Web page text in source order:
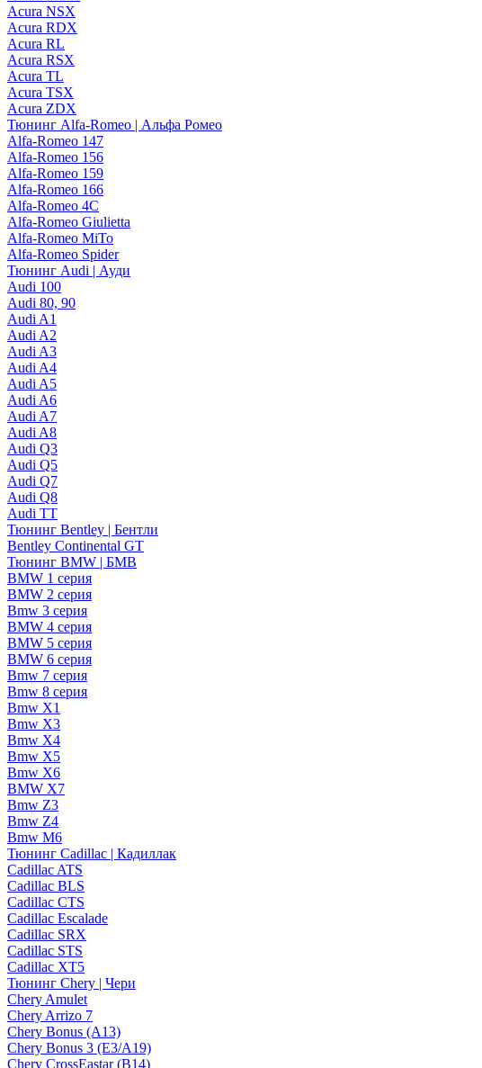
Acura NSX
Acura RDX
Acura RL
Acura RSX
Acura TL
Acura TSX
Acura ZDX
Тюнинг Alfa-Romeo | Альфа Ромео
Alfa-Romeo 147
Alfa-Romeo 156
Alfa-Romeo 159
Alfa-Romeo 166
Alfa-Romeo 4C
Alfa-Romeo Giulietta
Alfa-Romeo MiTo
Alfa-Romeo Spider
Тюнинг Audi | Ауди
Audi 100
Audi 80, 90
Audi A1
Audi A2
Audi A3
Audi A4
Audi A5
Audi A6
Audi A7
Audi A8
Audi Q3
Audi Q5
Audi Q7
Audi Q8
Audi TT
Тюнинг Bentley | Бентли
Bentley Continental GT
Тюнинг BMW | БМВ
BMW 1 серия
BMW 2 серия
Bmw 3 серия
BMW 4 серия
BMW 5 серия
BMW 6 серия
Bmw 7 серия
Bmw 8 серия
Bmw X1
Bmw X3
Bmw X4
Bmw X5
Bmw X6
BMW X7
Bmw Z3
Bmw Z4
Bmw М6
Тюнинг Cadillac | Кадиллак
Cadillac ATS
Cadillac BLS
Cadillac CTS
Cadillac Escalade
Cadillac SRX
Cadillac STS
Cadillac XT5
Тюнинг Chery | Чери
Chery Amulet
Chery Arrizo 7
Chery Bonus (A13)
Chery Bonus 3 (E3/A19)
Chery CrossEastar (B14)